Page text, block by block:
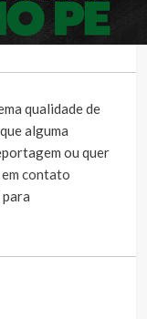
qualidade de
alguma
ou quer
contato